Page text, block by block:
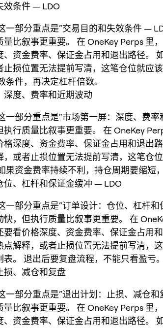
效条件 — LDO
一部分重点是“交易目的和失效条件 —
量比叙事更重要。 在 OneKey Perps 里
、资金费率、保证金占用和退出路径。
止损位置无法提前写清，这笔仓位就应
条件，再决定杠杆倍数。
深度、费率和近期波动
一部分重点是“市场第一屏：深度、费
执行质量比叙事更重要。 在 OneKey
格深度、资金费率、保证金占用和退出
，或者止损位置无法提前写清，这笔仓
果资金费率持续不利，持仓周期要缩短
位、杠杆和保证金缓冲 — LDO
一部分重点是“订单设计：仓位、杠杆
快，但执行质量比叙事更重要。 在
要看价格深度、资金费率、保证金占用
点解释，或者止损位置无法提前写清，
表。 退出后要复盘流程，不能只看盈亏。
损、减仓和复盘
一部分重点是“退出计划：止损、减仓
量比叙事更重要。 在 OneKey Perps 里
、资金费率、保证金占用和退出路径。